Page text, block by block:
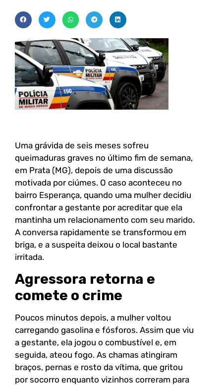
Uma grávida de seis meses sofreu
queimaduras graves no último fim de semana,
em Prata (MG), depois de uma discussão
motivada por ciúmes. O caso aconteceu no
bairro Esperança, quando uma mulher decidiu
confrontar a gestante por acreditar que ela
mantinha um relacionamento com seu marido.
A conversa rapidamente se transformou em
briga, e a suspeita deixou o local bastante
irritada.
Agressora retorna e
comete o crime
Poucos minutos depois, a mulher voltou
carregando gasolina e fósforos. Assim que viu
a gestante, ela jogou o combustível e, em
seguida, ateou fogo. As chamas atingiram
braços, pernas e rosto da vítima, que gritou
por socorro enquanto vizinhos correram para